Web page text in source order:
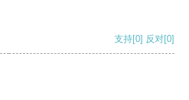
支持[0] 反对[0]